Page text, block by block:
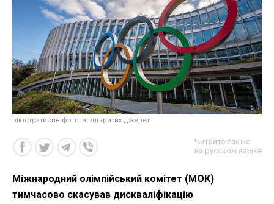
Ілюстративне фото: з відкритих джерел
Читайте также
на русском языке
Міжнародний олімпійський комітет (МОК)
тимчасово скасував дискваліфікацію